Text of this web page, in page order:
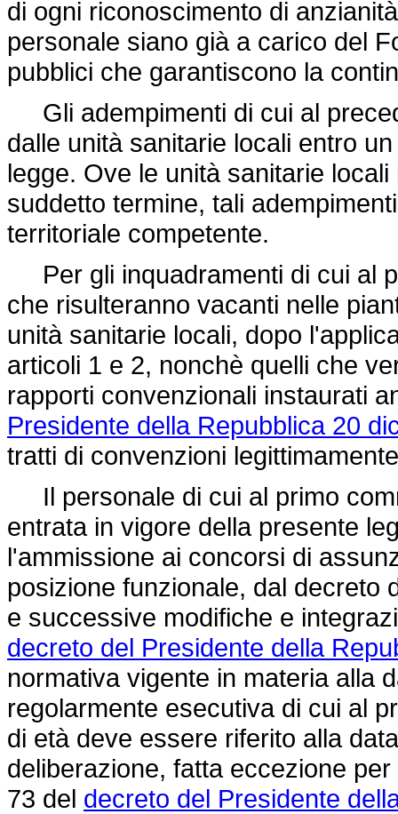
di ogni riconoscimento di
personale siano già a carico del
pubblici che garantiscono la
Gli adempimenti di cui al
dalle unità sanitarie locali entro
legge. Ove le unità sanitarie
suddetto termine, tali
territoriale competente.
Per gli inquadramenti di cui al
che risulteranno vacanti nelle
unità sanitarie locali, dopo
articoli 1 e 2, nonchè quelli che
rapporti convenzionali instaurati
Presidente della Repubblica 20
tratti di convenzioni
Il personale di cui al primo
entrata in vigore della presente
l'ammissione ai concorsi di
posizione funzionale, dal decreto
e successive modifiche e
decreto del Presidente della
normativa vigente in materia alla
regolarmente esecutiva di cui al
di età deve essere riferito alla
deliberazione, fatta eccezione
73 del decreto del Presidente